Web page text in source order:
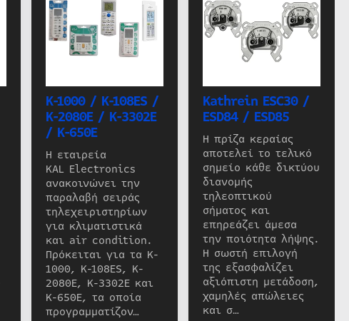
K-1000 / K-108ES /
K-2080E / K-3302E
/ K-650E
Η εταιρεία
KAL Electronics
ανακοινώνει την
παραλαβή σειράς
τηλεχειριστηρίων
για κλιματιστικά
και air condition.
Πρόκειται για τα K-
1000, K-108ES, K-
2080E, K-3302E και
K-650E, τα οποία
προγραμματίζον…
Kathrein ESC30 /
ESD84 / ESD85
Η πρίζα κεραίας
αποτελεί το τελικό
σημείο κάθε δικτύου
διανομής
τηλεοπτικού
σήματος και
επηρεάζει άμεσα
την ποιότητα λήψης.
Η σωστή επιλογή
της εξασφαλίζει
αξιόπιστη μετάδοση,
χαμηλές απώλειες
και σ…